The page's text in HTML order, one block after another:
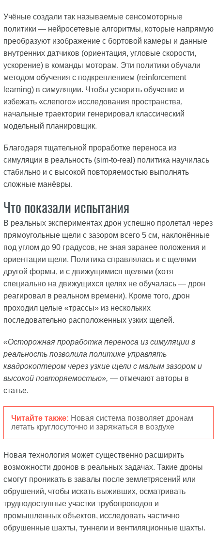
Учёные создали так называемые сенсомоторные
политики — нейросетевые алгоритмы, которые напрямую
преобразуют изображение с бортовой камеры и данные
внутренних датчиков (ориентация, угловые скорости,
ускорение) в команды моторам. Эти политики обучали
методом обучения с подкреплением (reinforcement
learning) в симуляции. Чтобы ускорить обучение и
избежать «слепого» исследования пространства,
начальные траектории генерировал классический
модельный планировщик.
Благодаря тщательной проработке переноса из
симуляции в реальность (sim-to-real) политика научилась
стабильно и с высокой повторяемостью выполнять
сложные манёвры.
Что показали испытания
В реальных экспериментах дрон успешно пролетал через
прямоугольные щели с зазором всего 5 см, наклонённые
под углом до 90 градусов, не зная заранее положения и
ориентации щели. Политика справлялась и с щелями
другой формы, и с движущимися щелями (хотя
специально на движущихся целях не обучалась — дрон
реагировал в реальном времени). Кроме того, дрон
проходил целые «трассы» из нескольких
последовательно расположенных узких щелей.
«Осторожная проработка переноса из симуляции в
реальность позволила политике управлять
квадрокоптером через узкие щели с малым зазором и
высокой повторяемостью», — отмечают авторы в
статье.
Читайте также: Новая система позволяет дронам
летать круглосуточно и заряжаться в воздухе
Новая технология может существенно расширить
возможности дронов в реальных задачах. Такие дроны
смогут проникать в завалы после землетрясений или
обрушений, чтобы искать выживших, осматривать
труднодоступные участки трубопроводов и
промышленных объектов, исследовать частично
обрушенные шахты, туннели и вентиляционные шахты.